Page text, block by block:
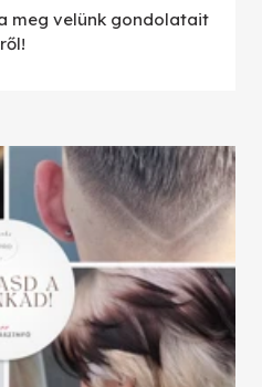
meg velünk gondolatait